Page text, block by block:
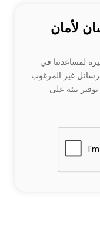
لأمان
لمساعدتنا في
غير المرغوب
بيئة على